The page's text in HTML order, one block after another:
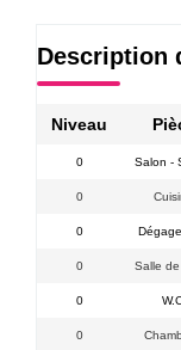
Description
Niveau
0 Salon -
0
0
0 Salle
0
0